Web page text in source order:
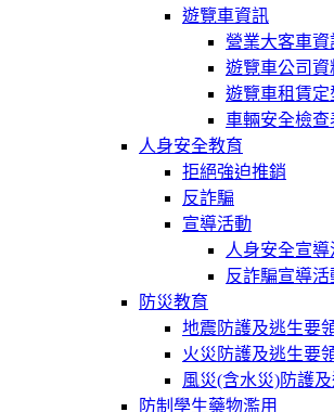
遊覽車資訊
營業大客車資
遊覽車公司
遊覽車租賃
車輛安全檢查
人身安全教育
拒絕強迫推銷
反詐騙
宣導活動
人身安全宣導
反詐騙宣導活
防災教育
地震防護及逃生要
火災防護及逃生要
風災(含水災)防護
防制學生藥物濫用